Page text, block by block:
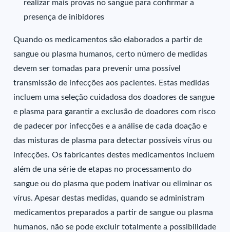
realizar mais provas no sangue para confirmar a
presença de inibidores
Quando os medicamentos são elaborados a partir de
sangue ou plasma humanos, certo número de medidas
devem ser tomadas para prevenir uma possível
transmissão de infecções aos pacientes. Estas medidas
incluem uma seleção cuidadosa dos doadores de sangue
e plasma para garantir a exclusão de doadores com risco
de padecer por infecções e a análise de cada doação e
das misturas de plasma para detectar possíveis vírus ou
infecções. Os fabricantes destes medicamentos incluem
além de una série de etapas no processamento do
sangue ou do plasma que podem inativar ou eliminar os
vírus. Apesar destas medidas, quando se administram
medicamentos preparados a partir de sangue ou plasma
humanos, não se pode excluir totalmente a possibilidade